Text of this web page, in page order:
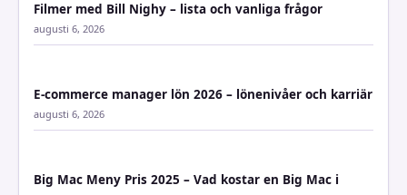
Filmer med Bill Nighy – lista och vanliga frågor
augusti 6, 2026
E-commerce manager lön 2026 – lönenivåer och karriär
augusti 6, 2026
Big Mac Meny Pris 2025 – Vad kostar en Big Mac i